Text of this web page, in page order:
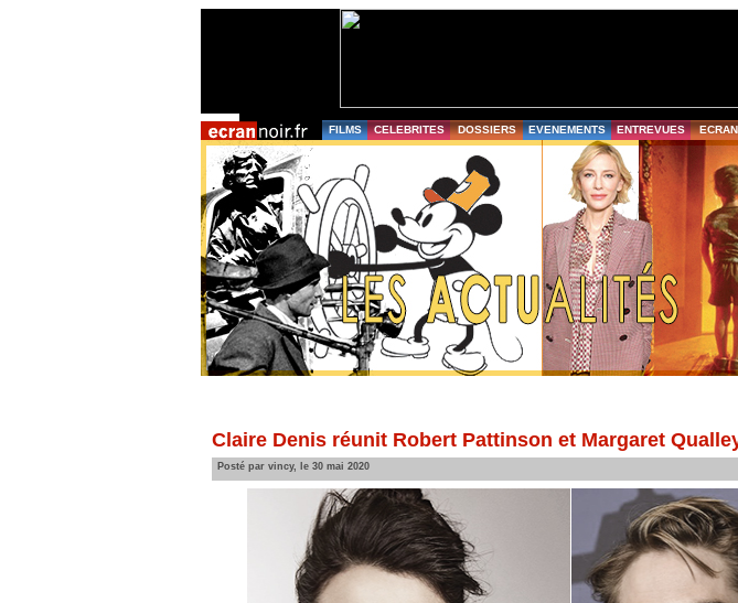
FILMS CELEBRITES DOSSIERS EVENEMENTS ENTREVUES
Claire Denis réunit Robert Pattinson et Margaret
Posté par vincy, le 30 mai 2020